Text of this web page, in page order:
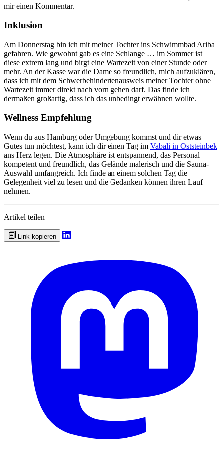
mir einen Kommentar.
Inklusion
Am Donnerstag bin ich mit meiner Tochter ins Schwimmbad Ariba
gefahren. Wie gewohnt gab es eine Schlange … im Sommer ist
diese extrem lang und birgt eine Wartezeit von einer Stunde oder
mehr. An der Kasse war die Dame so freundlich, mich aufzuklären,
dass ich mit dem Schwerbehindertenausweis meiner Tochter ohne
Wartezeit immer direkt nach vorn gehen darf. Das finde ich
dermaßen großartig, dass ich das unbedingt erwähnen wollte.
Wellness Empfehlung
Wenn du aus Hamburg oder Umgebung kommst und dir etwas
Gutes tun möchtest, kann ich dir einen Tag im Vabali in Oststeinbek
ans Herz legen. Die Atmosphäre ist entspannend, das Personal
kompetent und freundlich, das Gelände malerisch und die Sauna-
Auswahl umfangreich. Ich finde an einem solchen Tag die
Gelegenheit viel zu lesen und die Gedanken können ihren Lauf
nehmen.
Artikel teilen
Link kopieren